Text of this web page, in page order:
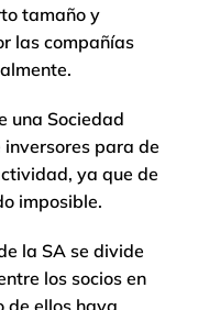
tamaño y
las compañías
una Sociedad
para de
ya que de
imposible.
la SA se divide
los socios en